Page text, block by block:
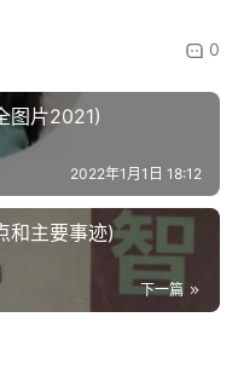
0
图片2021)
2022年1月1日 18:12
和主要事迹)
下一篇